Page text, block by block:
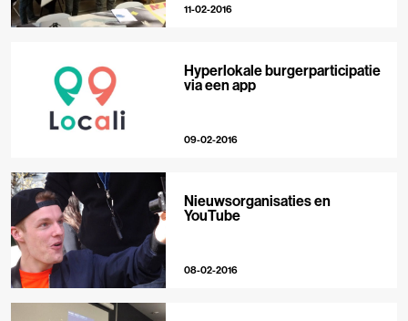
11-02-2016
Hyperlokale burgerparticipatie
via een app
09-02-2016
Nieuwsorganisaties en
YouTube
08-02-2016